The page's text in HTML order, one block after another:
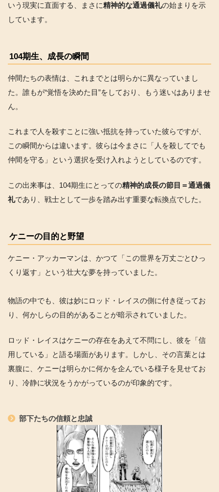
いう現実に直面する、まさに精神的な通過儀礼の始まりを示
しています。
104期生、成長の瞬間
仲間たちの表情は、これまでとは明らかに異なっていまし
た。誰もが“覚悟を決めた目”をしており、もう迷いはありませ
ん。
これまで人を殺すことに強い抵抗を持っていた彼らですが、
この瞬間からは違います。彼らは今まさに「人を殺してでも
仲間を守る」という選択を受け入れようとしているのです。
この出来事は、104期生にとっての精神的成長の節目＝通過儀
礼であり、戦士として一歩を踏み出す重要な転換点でした。
ケニーの目的と野望
ケニー・アッカーマンは、かつて「この世界を万丈ごとひっ
くり返す」という壮大な夢を持っていました。
物語の中でも、彼は妙にロッド・レイスの側に付き従ってお
り、何かしらの目的があることが暗示されていました。
ロッド・レイスはケニーの存在をあえて不問にし、彼を「信
用している」と語る場面があります。しかし、その言葉とは
裏腹に、ケニーは明らかに何かを企んでいる様子を見せてお
り、冷静に状況をうかがっているのが印象的です。
部下たちの信頼と忠誠